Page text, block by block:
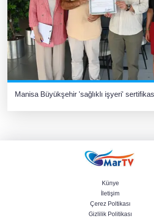
Manisa Büyükşehir 'sağlıklı işyeri'
Künye
İletişim
Çerez Poltikası
Gizlilik Politikası